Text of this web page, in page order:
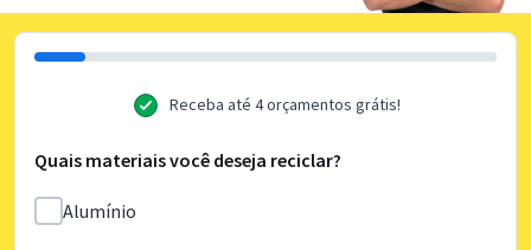
Receba até 4 orçamentos grátis!
Quais materiais você deseja reciclar?
Alumínio